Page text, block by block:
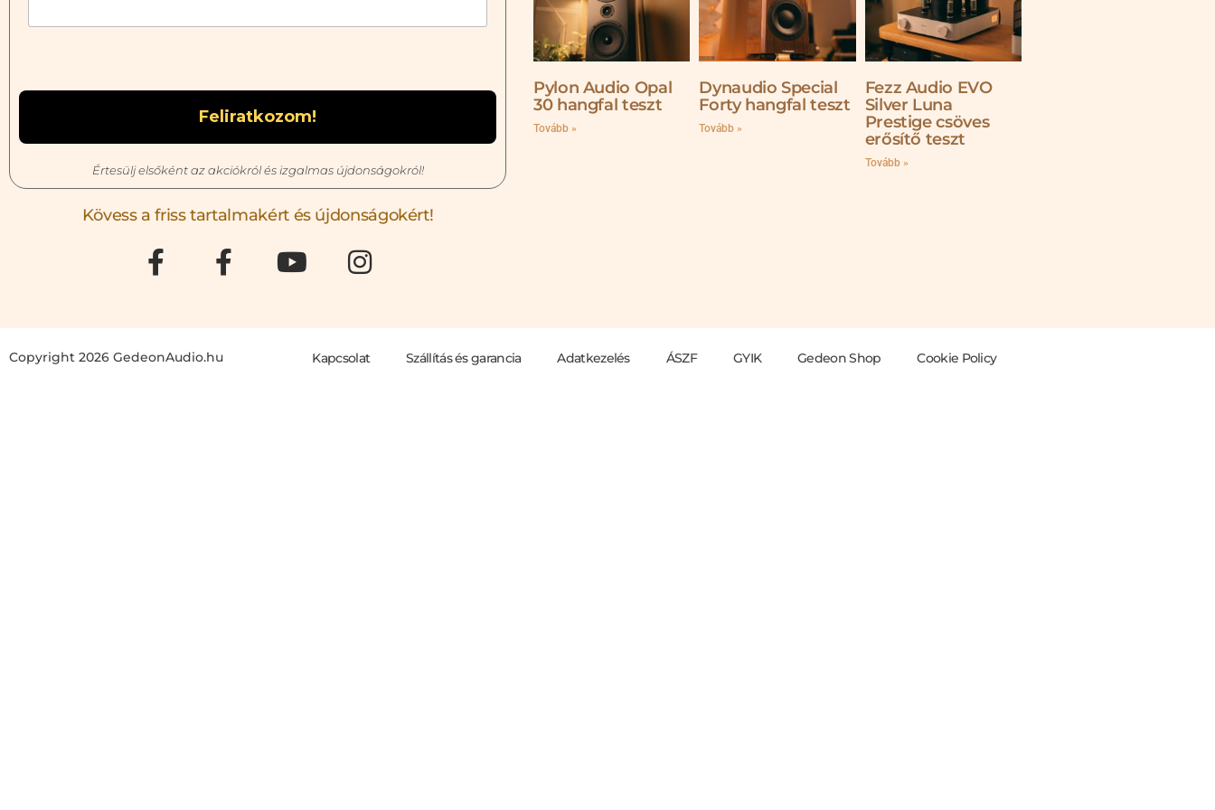
Értesülj elsőként az akciókról és izgalmas újdonságokról!
Kövess a friss tartalmakért és újdonságokért!
Pylon Audio Opal
30 hangfal teszt
Tovább »
Dynaudio Special
Forty hangfal teszt
Tovább »
Fezz Audio EVO
Silver Luna
Prestige csöves
erősítő teszt
Tovább »
Copyright 2026 GedeonAudio.hu Kapcsolat Szállítás és garancia Adatkezelés ÁSZF GYIK Gedeon Shop Cookie Policy